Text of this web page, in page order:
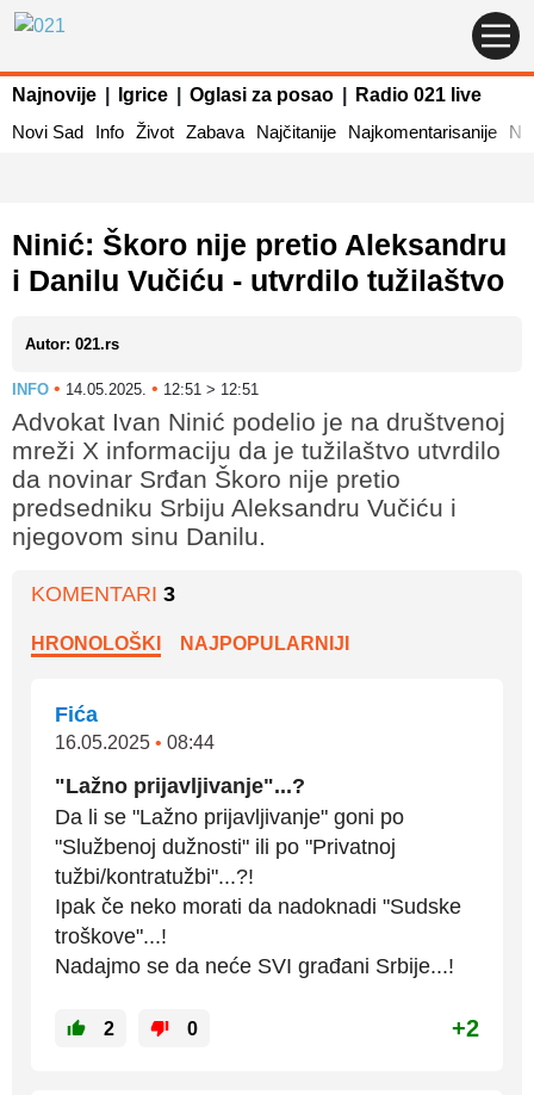
Najnovije Igrice Oglasi za posao
Radio 021 live
Novi Sad
Info Život Zabava Najčitanije Najkomentarisanije
Ninić: Škoro nije pretio Aleksandru
i Danilu Vučiću - utvrdilo tužilaštvo
Autor: 021.rs
INFO • 14.05.2025. • 12:51 > 12:51
Advokat Ivan Ninić podelio je na društvenoj
mreži X informaciju da je tužilaštvo utvrdilo
da novinar Srđan Škoro nije pretio
predsedniku Srbiju Aleksandru Vučiću i
njegovom sinu Danilu.
KOMENTARI 3
HRONOLOŠKI NAJPOPULARNIJI
Fića
16.05.2025 • 08:44
"Lažno prijavljivanje"...?
Da li se "Lažno prijavljivanje" goni po
"Službenoj dužnosti" ili po "Privatnoj
tužbi/kontratužbi"...?!
Ipak če neko morati da nadoknadi "Sudske
troškove"...!
Nadajmo se da neće SVI građani Srbije...!
2 0 +2